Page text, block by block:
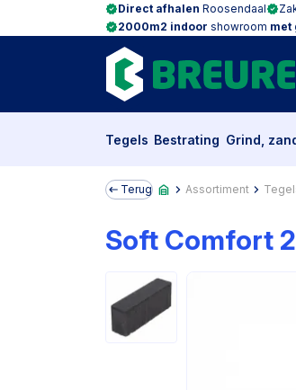
Direct afhalen Roosendaal
2000m2 indoor showroom met
Tegels Bestrating Grind,
Terug Assortiment
Soft Comfort